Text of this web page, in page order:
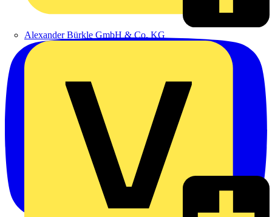
Alexander Bürkle GmbH & Co. KG